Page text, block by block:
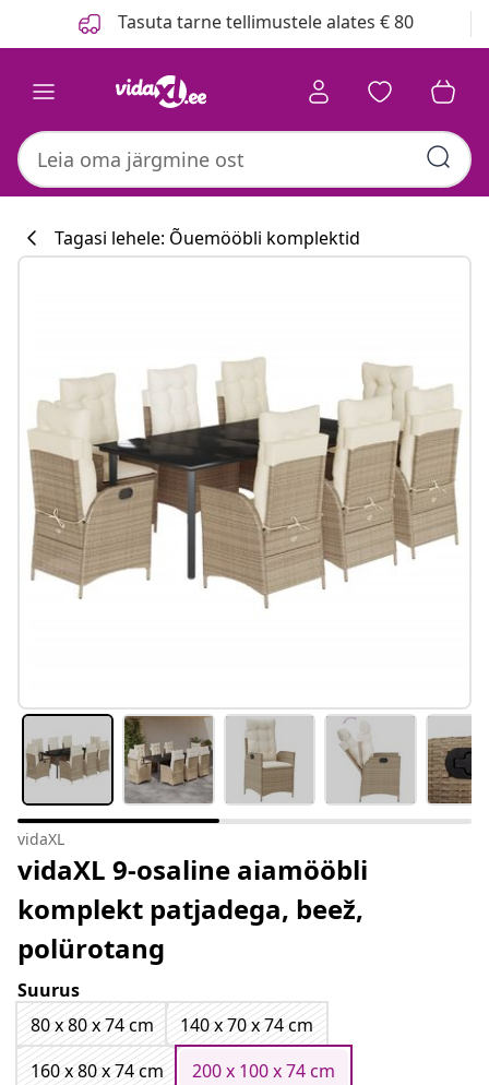
Tasuta tarne tellimustele alates € 80
#sharemevidaxl
Tagasi lehele: Õuemööbli komplektid
vidaXL
vidaXL 9-osaline aiamööbli
komplekt patjadega, beež,
polürotang
Suurus
80 x 80 x 74 cm
140 x 70 x 74 cm
160 x 80 x 74 cm
200 x 100 x 74 cm